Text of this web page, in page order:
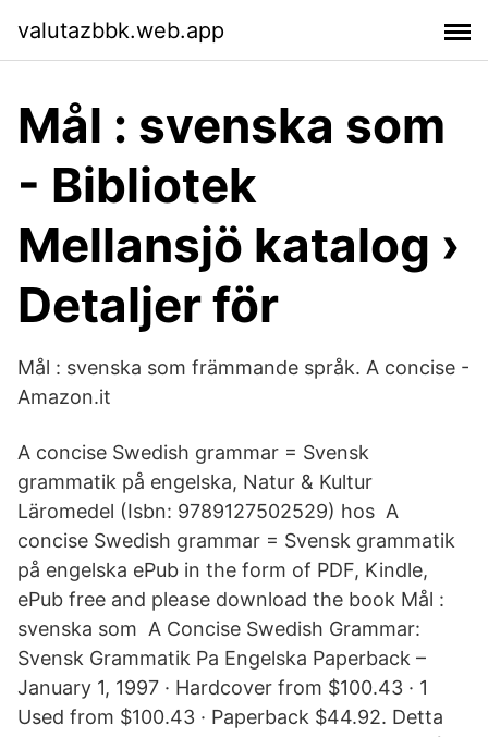
valutazbbk.web.app
Mål : svenska som
- Bibliotek
Mellansjö katalog ›
Detaljer för
Mål : svenska som främmande språk. A concise -
Amazon.it
A concise Swedish grammar = Svensk
grammatik på engelska, Natur & Kultur
Läromedel (Isbn: 9789127502529) hos A
concise Swedish grammar = Svensk grammatik
på engelska ePub in the form of PDF, Kindle,
ePub free and please download the book Mål :
svenska som A Concise Swedish Grammar:
Svensk Grammatik Pa Engelska Paperback –
January 1, 1997 · Hardcover from $100.43 · 1
Used from $100.43 · Paperback $44.92. Detta